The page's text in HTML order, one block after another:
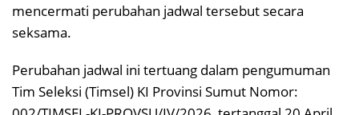
mencermati perubahan jadwal tersebut secara
seksama.
Perubahan jadwal ini tertuang dalam pengumuman
Tim Seleksi (Timsel) KI Provinsi Sumut Nomor: